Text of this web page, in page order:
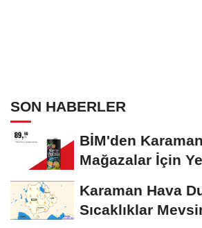
SON HABERLER
BİM'den
Mağazalar İçin
Karaman Hava
Sıcaklıklar